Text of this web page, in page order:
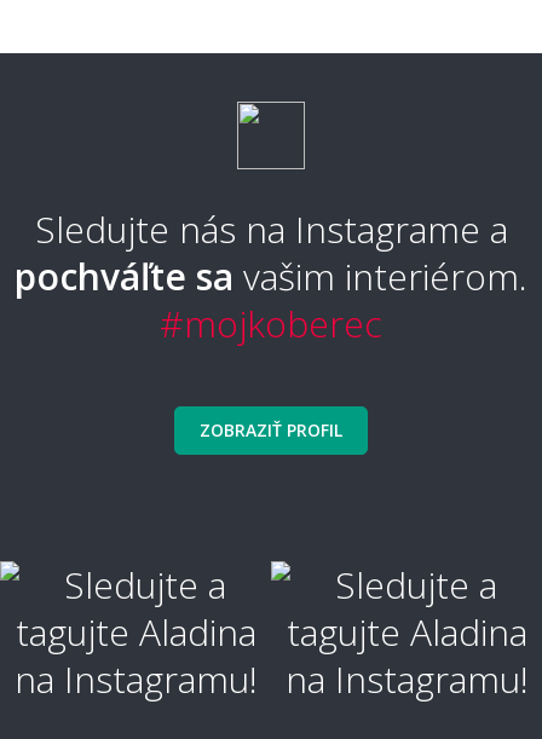
naboso?
Aký typ koberca je najpohodlnejší?
Aký typ koberca sa nebude zošliapávať?
Ako sa koberec čistí a udržuje?
Ako vyčistiť škvrny?
Ako je koberec odolný voči škvrnám?
Sledujte nás na Instagrame a
pochváľte sa vašim interiérom.
#mojkoberec
ZOBRAZIŤ PROFIL